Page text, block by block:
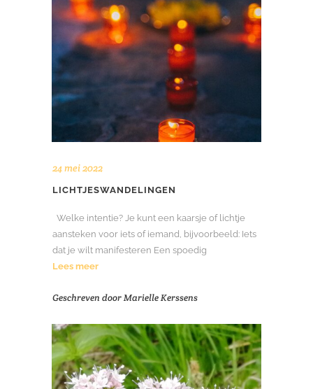
24 mei 2022
LICHTJESWANDELINGEN
Welke intentie? Je kunt een kaarsje of lichtje
aansteken voor iets of iemand, bijvoorbeeld: Iets
dat je wilt manifesteren Een spoedig
Lees meer
Geschreven doorMarielle Kerssens